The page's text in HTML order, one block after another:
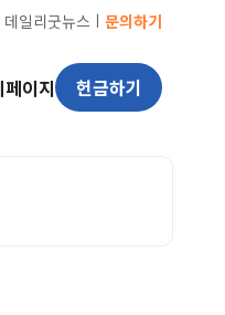
데일리굿뉴스 ㅣ 문의하기
페이지 헌금하기